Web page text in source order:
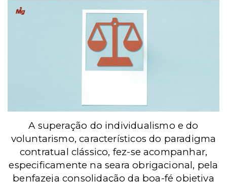
A superação do individualismo e do
voluntarismo, característicos do paradigma
contratual clássico, fez-se acompanhar,
especificamente na seara obrigacional, pela
benfazeja consolidação da boa-fé objetiva